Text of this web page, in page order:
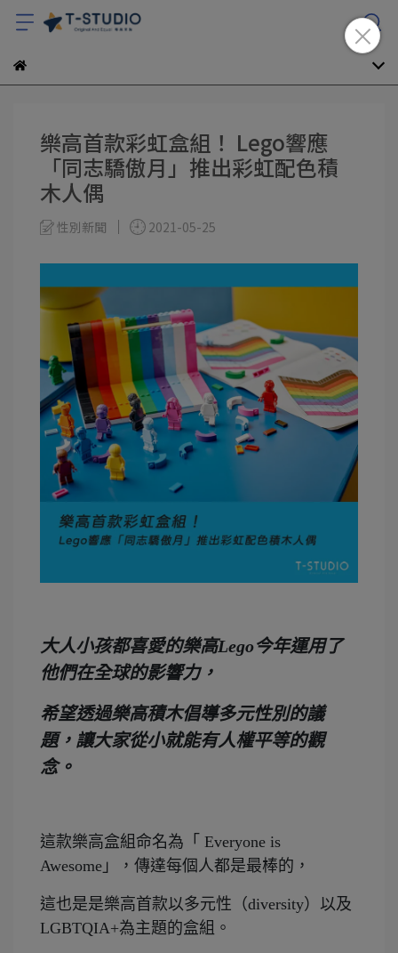
樂高首款彩虹盒組！ Lego響應
「同志驕傲月」推出彩虹配色積
木人偶
性別新聞 2021-05-25
大人小孩都喜愛的樂高Lego今年運用了
他們在全球的影響力，
希望透過樂高積木倡導多元性別的議
題，讓大家從小就能有人權平等的觀
念。
這款樂高盒組命名為「 Everyone is
Awesome」，傳達每個人都是最棒的，
這也是是樂高首款以多元性（diversity）以及
LGBTQIA+為主題的盒組。